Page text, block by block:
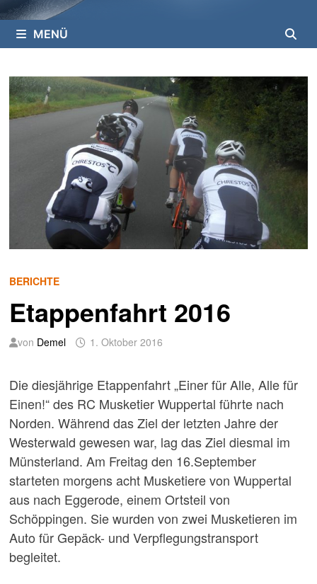
MENÜ
BERICHTE
Etappenfahrt 2016
von Demel 1. Oktober 2016
Die diesjährige Etappenfahrt „Einer für Alle, Alle für
Einen!“ des RC Musketier Wuppertal führte nach
Norden. Während das Ziel der letzten Jahre der
Westerwald gewesen war, lag das Ziel diesmal im
Münsterland. Am Freitag den 16.September
starteten morgens acht Musketiere von Wuppertal
aus nach Eggerode, einem Ortsteil von
Schöppingen. Sie wurden von zwei Musketieren im
Auto für Gepäck- und Verpflegungstransport
begleitet.